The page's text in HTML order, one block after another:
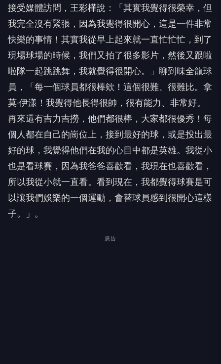
接受媒體訪問，王彩樺說：「其實我覺得很榮幸，但
我完全沒有緊張，因為我覺得很開心，這是一件非常
快樂的事情！其實我從早上起來就一直忙忙忙，到了
現場球場的時候，我們又拍了很多影片，然後又跟啦
啦隊一起跳跳舞，我就覺得很開心。」聊到味全龍球
員，「每一個球員都很棒欸！這個很難、很難比。拿
莫·伊漾！我覺得他長得很帥，很有能力、非常好。
再來還有吉力吉撈，他們都很棒，大家都很優秀！每
個人都在自己的崗位上，接到最好的球，或是投出最
好的球，我覺得他們在我的心目中都是英雄。我從小
也是看球賽，因為我爸爸喜歡看，我現在也喜歡看，
所以我從小就一直看。看到現在，我都覺得球賽是可
以讓我們娛樂的一個運動，會替球員感到很開心這樣
子。」。
廣告